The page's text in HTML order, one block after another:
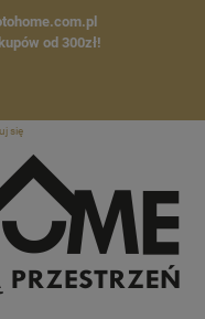
od 300zł!
się